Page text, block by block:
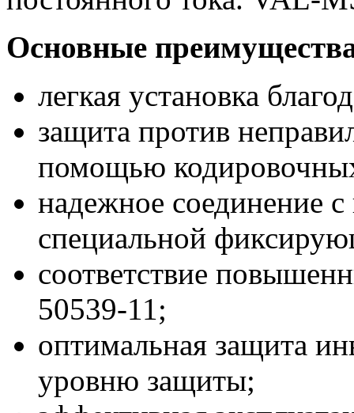
Основные
легкая установка
защита против
помощью
надежное соединение
специальной
соответствие
50539-11;
оптимальная защита
уровню защиты;